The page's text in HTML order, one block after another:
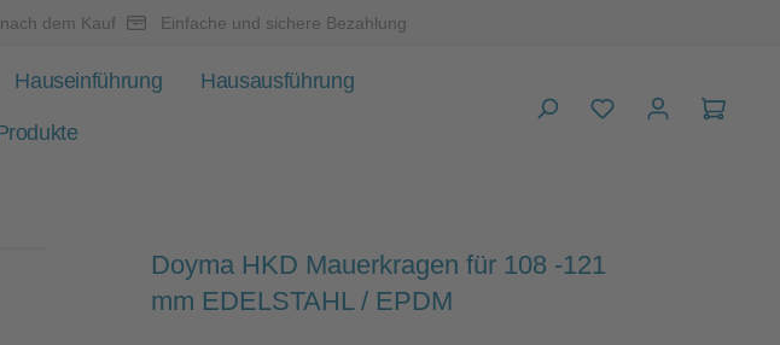
dem Kauf Einfache und sichere Bezahlung
Hauseinführung Hausausführung
Doyma HKD Mauerkragen für 108 -121
mm EDELSTAHL / EPDM